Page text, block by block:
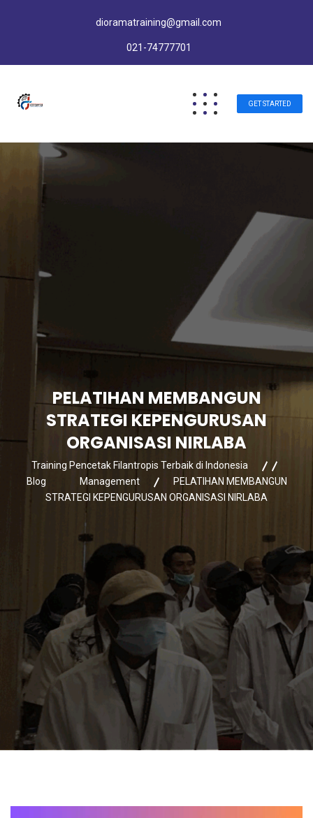
dioramatraining@gmail.com
021-74777701
GET STARTED
PELATIHAN MEMBANGUN
STRATEGI KEPENGURUSAN
ORGANISASI NIRLABA
Training Pencetak Filantropis Terbaik di Indonesia
Blog
Management
PELATIHAN MEMBANGUN
STRATEGI KEPENGURUSAN ORGANISASI NIRLABA